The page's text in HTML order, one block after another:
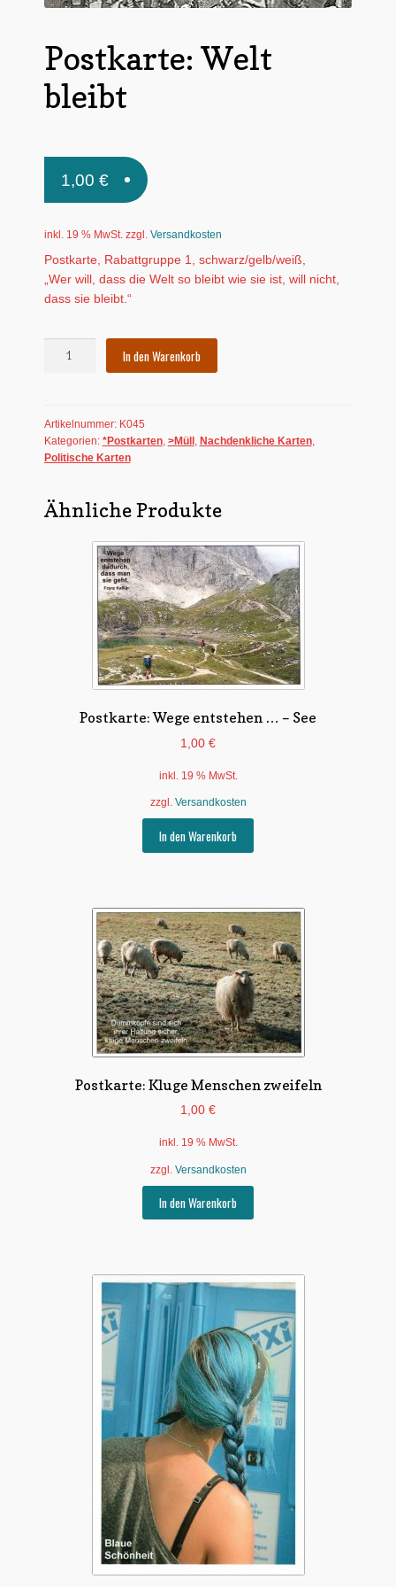
Schnäppchen
Dies + Das
Produkte nach Themen
Individuelle Motive
Postkarte: Welt
bleibt
1,00 €
inkl. 19 % MwSt. zzgl. Versandkosten
Postkarte, Rabattgruppe 1, schwarz/gelb/weiß,
„Wer will, dass die Welt so bleibt wie sie ist, will nicht,
dass sie bleibt.“
In den Warenkorb
Artikelnummer: K045
Kategorien: *Postkarten, >Müll , Nachdenkliche Karten,
Politische Karten
Ähnliche Produkte
Postkarte: Wege entstehen … – See
1,00 €
inkl. 19 % MwSt.
zzgl. Versandkosten
In den Warenkorb
Postkarte: Kluge Menschen zweifeln
1,00 €
inkl. 19 % MwSt.
zzgl. Versandkosten
In den Warenkorb